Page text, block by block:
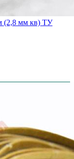
(2,8 мм кв) ТУ